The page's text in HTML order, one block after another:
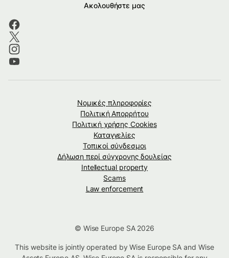
Ακολουθήστε μας
Νομικές πληροφορίες
Πολιτική Απορρήτου
Πολιτική χρήσης Cookies
Καταγγελίες
Τοπικοί σύνδεσμοι
Δήλωση περί σύγχρονης δουλείας
Intellectual property
Scams
Law enforcement
© Wise Europe SA 2026
This website is jointly operated by Wise Europe SA and Wise